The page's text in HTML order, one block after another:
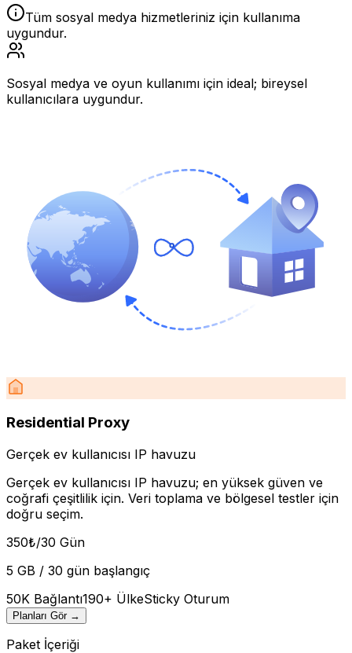
Tüm sosyal medya hizmetleriniz için kullanıma
uygundur.
Sosyal medya ve oyun kullanımı için ideal; bireysel
kullanıcılara uygundur.
Residential Proxy
Gerçek ev kullanıcısı IP havuzu
Gerçek ev kullanıcısı IP havuzu; en yüksek güven ve
coğrafi çeşitlilik için. Veri toplama ve bölgesel testler için
doğru seçim.
350₺/30 Gün
5 GB / 30 gün başlangıç
50K Bağlantı190+ ÜlkeSticky Oturum
Planları Gör →
Paket İçeriği